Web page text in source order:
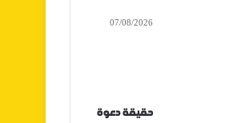
07/08/2026
حقيقة دعوة